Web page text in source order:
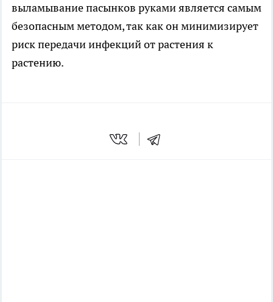
выламывание пасынков руками является самым
безопасным методом, так как он минимизирует
риск передачи инфекций от растения к
растению.